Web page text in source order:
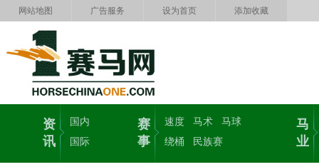
网站地图 广告服务 设为首页 添加收藏
资
讯
国内
国际
赛
事
速度 马术
马球
绕桶
民族赛
马
业